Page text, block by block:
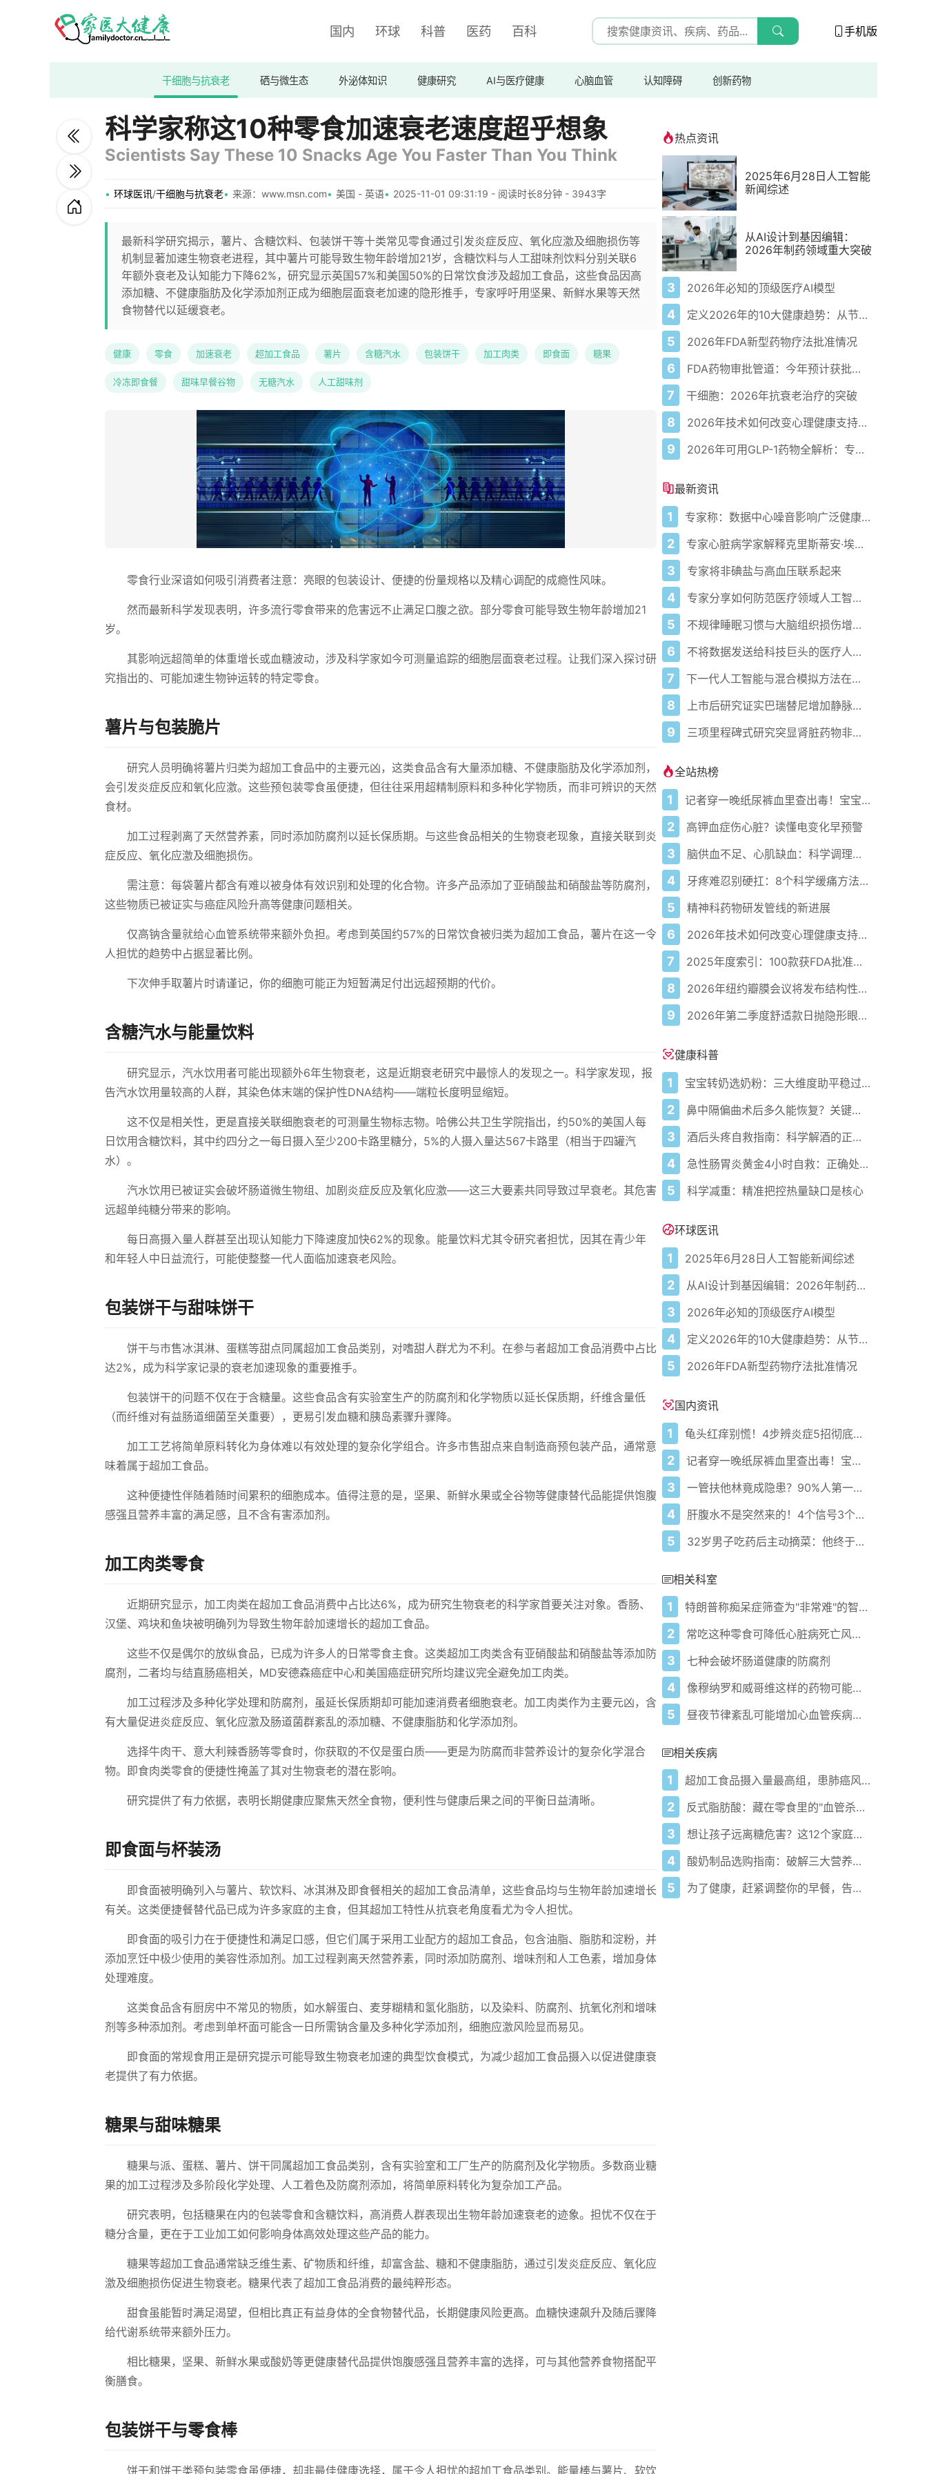
国内 环球 科普 医药 百科 手机版
干细胞与抗衰老 硒与微生态 外泌体知识 健康研究 AI与医疗健康 心脑血管 认知障碍 创新药物
科学家称这10种零食加速衰老速度超乎想象
Scientists Say These 10 Snacks Age You Faster Than You Think
环球医讯/干细胞与抗衰老 来源：www.msn.com 美国 - 英语 2025-11-01 09:31:19 - 阅读时长8分钟 - 3943字
最新科学研究揭示，薯片、含糖饮料、包装饼干等十类常见零食通过引发炎症反应、氧化应激及细胞损伤等
机制显著加速生物衰老进程，其中薯片可能导致生物年龄增加21岁，含糖饮料与人工甜味剂饮料分别关联6
年额外衰老及认知能力下降62%，研究显示英国57%和美国50%的日常饮食涉及超加工食品，这些食品因高
添加糖、不健康脂肪及化学添加剂正成为细胞层面衰老加速的隐形推手，专家呼吁用坚果、新鲜水果等天然
食物替代以延缓衰老。
健康 零食 加速衰老 超加工食品 薯片 含糖汽水 包装饼干 加工肉类 即食面 糖果
冷冻即食餐 甜味早餐谷物 无糖汽水 人工甜味剂
零食行业深谙如何吸引消费者注意：亮眼的包装设计、便捷的份量规格以及精心调配的成瘾性风味。
然而最新科学发现表明，许多流行零食带来的危害远不止满足口腹之欲。部分零食可能导致生物年龄增加21
岁。
其影响远超简单的体重增长或血糖波动，涉及科学家如今可测量追踪的细胞层面衰老过程。让我们深入探讨研
究指出的、可能加速生物钟运转的特定零食。
薯片与包装脆片
研究人员明确将薯片归类为超加工食品中的主要元凶，这类食品含有大量添加糖、不健康脂肪及化学添加剂，
会引发炎症反应和氧化应激。这些预包装零食虽便捷，但往往采用超精制原料和多种化学物质，而非可辨识的天然
食材。
加工过程剥离了天然营养素，同时添加防腐剂以延长保质期。与这些食品相关的生物衰老现象，直接关联到炎
症反应、氧化应激及细胞损伤。
需注意：每袋薯片都含有难以被身体有效识别和处理的化合物。许多产品添加了亚硝酸盐和硝酸盐等防腐剂，
这些物质已被证实与癌症风险升高等健康问题相关。
仅高钠含量就给心血管系统带来额外负担。考虑到英国约57%的日常饮食被归类为超加工食品，薯片在这一令
人担忧的趋势中占据显著比例。
下次伸手取薯片时请谨记，你的细胞可能正为短暂满足付出远超预期的代价。
含糖汽水与能量饮料
研究显示，汽水饮用者可能出现额外6年生物衰老，这是近期衰老研究中最惊人的发现之一。科学家发现，报
告汽水饮用量较高的人群，其染色体末端的保护性DNA结构——端粒长度明显缩短。
这不仅是相关性，更是直接关联细胞衰老的可测量生物标志物。哈佛公共卫生学院指出，约50%的美国人每
日饮用含糖饮料，其中约四分之一每日摄入至少200卡路里糖分，5%的人摄入量达567卡路里（相当于四罐汽
水）。
汽水饮用已被证实会破坏肠道微生物组、加剧炎症反应及氧化应激——这三大要素共同导致过早衰老。其危害
远超单纯糖分带来的影响。
每日高摄入量人群甚至出现认知能力下降速度加快62%的现象。能量饮料尤其令研究者担忧，因其在青少年
和年轻人中日益流行，可能使整整一代人面临加速衰老风险。
包装饼干与甜味饼干
饼干与市售冰淇淋、蛋糕等甜点同属超加工食品类别，对嗜甜人群尤为不利。在参与者超加工食品消费中占比
达2%，成为科学家记录的衰老加速现象的重要推手。
包装饼干的问题不仅在于含糖量。这些食品含有实验室生产的防腐剂和化学物质以延长保质期，纤维含量低
（而纤维对有益肠道细菌至关重要），更易引发血糖和胰岛素骤升骤降。
加工工艺将简单原料转化为身体难以有效处理的复杂化学组合。许多市售甜点来自制造商预包装产品，通常意
味着属于超加工食品。
这种便捷性伴随着随时间累积的细胞成本。值得注意的是，坚果、新鲜水果或全谷物等健康替代品能提供饱腹
感强且营养丰富的满足感，且不含有害添加剂。
加工肉类零食
近期研究显示，加工肉类在超加工食品消费中占比达6%，成为研究生物衰老的科学家首要关注对象。香肠、
汉堡、鸡块和鱼块被明确列为导致生物年龄加速增长的超加工食品。
这些不仅是偶尔的放纵食品，已成为许多人的日常零食主食。这类超加工肉类含有亚硝酸盐和硝酸盐等添加防
腐剂，二者均与结直肠癌相关，MD安德森癌症中心和美国癌症研究所均建议完全避免加工肉类。
加工过程涉及多种化学处理和防腐剂，虽延长保质期却可能加速消费者细胞衰老。加工肉类作为主要元凶，含
有大量促进炎症反应、氧化应激及肠道菌群紊乱的添加糖、不健康脂肪和化学添加剂。
选择牛肉干、意大利辣香肠等零食时，你获取的不仅是蛋白质——更是为防腐而非营养设计的复杂化学混合
物。即食肉类零食的便捷性掩盖了其对生物衰老的潜在影响。
研究提供了有力依据，表明长期健康应聚焦天然全食物，便利性与健康后果之间的平衡日益清晰。
即食面与杯装汤
即食面被明确列入与薯片、软饮料、冰淇淋及即食餐相关的超加工食品清单，这些食品均与生物年龄加速增长
有关。这类便捷餐替代品已成为许多家庭的主食，但其超加工特性从抗衰老角度看尤为令人担忧。
即食面的吸引力在于便捷性和满足口感，但它们属于采用工业配方的超加工食品，包含油脂、脂肪和淀粉，并
添加烹饪中极少使用的美容性添加剂。加工过程剥离天然营养素，同时添加防腐剂、增味剂和人工色素，增加身体
处理难度。
这类食品含有厨房中不常见的物质，如水解蛋白、麦芽糊精和氢化脂肪，以及染料、防腐剂、抗氧化剂和增味
剂等多种添加剂。考虑到单杯面可能含一日所需钠含量及多种化学添加剂，细胞应激风险显而易见。
即食面的常规食用正是研究提示可能导致生物衰老加速的典型饮食模式，为减少超加工食品摄入以促进健康衰
老提供了有力依据。
糖果与甜味糖果
糖果与派、蛋糕、薯片、饼干同属超加工食品类别，含有实验室和工厂生产的防腐剂及化学物质。多数商业糖
果的加工过程涉及多阶段化学处理、人工着色及防腐剂添加，将简单原料转化为复杂加工产品。
研究表明，包括糖果在内的包装零食和含糖饮料，高消费人群表现出生物年龄加速衰老的迹象。担忧不仅在于
糖分含量，更在于工业加工如何影响身体高效处理这些产品的能力。
糖果等超加工食品通常缺乏维生素、矿物质和纤维，却富含盐、糖和不健康脂肪，通过引发炎症反应、氧化应
激及细胞损伤促进生物衰老。糖果代表了超加工食品消费的最纯粹形态。
甜食虽能暂时满足渴望，但相比真正有益身体的全食物替代品，长期健康风险更高。血糖快速飙升及随后骤降
给代谢系统带来额外压力。
相比糖果，坚果、新鲜水果或酸奶等更健康替代品提供饱腹感强且营养丰富的选择，可与其他营养食物搭配平
衡膳食。
包装饼干与零食棒
饼干和饼干类预包装零食虽便捷，却非最佳健康选择，属于令人担忧的超加工食品类别。能量棒与薯片、软饮
热点资讯
2025年6月28日人工智能
新闻综述
从AI设计到基因编辑：
2026年制药领域重大突破
3 2026年必知的顶级医疗AI模型
4 定义2026年的10大健康趋势：从节律健康到冷热交替疗法
5 2026年FDA新型药物疗法批准情况
6 FDA药物审批管道：今年预计获批的关键新疗法
7 干细胞：2026年抗衰老治疗的突破
8 2026年技术如何改变心理健康支持的获取方式
9 2026年可用GLP-1药物全解析：专家指南
最新资讯
1 专家称：数据中心噪音影响广泛健康问题
2 专家心脏病学家解释克里斯蒂安·埃里克森为丹麦队晕倒的原因
3 专家将非碘盐与高血压联系起来
4 专家分享如何防范医疗领域人工智能的负面影响
5 不规律睡眠习惯与大脑组织损伤增加相关
6 不将数据发送给科技巨头的医疗人工智能
7 下一代人工智能与混合模拟方法在小分子抑制剂发现中的应用
8 上市后研究证实巴瑞替尼增加静脉血栓栓塞风险
9 三项里程碑式研究突显肾脏药物非奈利酮的扩展益处
全站热榜
1 记者穿一晚纸尿裤血里查出毒！宝宝血液浓度竟是成人的5倍？
2 高钾血症伤心脏？读懂电变化早预警
3 脑供血不足、心肌缺血：科学调理全攻略
4 牙疼难忍别硬扛：8个科学缓痛方法收好
5 精神科药物研发管线的新进展
6 2026年技术如何改变心理健康支持的获取方式
7 2025年度索引：100款获FDA批准的AI驱动医疗设备
8 2026年纽约瓣膜会议将发布结构性心脏病最新研究成果
9 2026年第二季度舒适款日抛隐形眼镜推荐，优瞳主打长效佩戴体验
健康科普
1 宝宝转奶选奶粉：三大维度助平稳过渡
2 鼻中隔偏曲术后多久能恢复？关键看这几点
3 酒后头疼自救指南：科学解酒的正确打开方式
4 急性肠胃炎黄金4小时自救：正确处置与误区避坑关键
5 科学减重：精准把控热量缺口是核心
环球医讯
1 2025年6月28日人工智能新闻综述
2 从AI设计到基因编辑：2026年制药领域重大突破
3 2026年必知的顶级医疗AI模型
4 定义2026年的10大健康趋势：从节律健康到冷热交替疗法
5 2026年FDA新型药物疗法批准情况
国内资讯
1 龟头红痒别慌！4步辨炎症5招彻底防复发
2 记者穿一晚纸尿裤血里查出毒！宝宝血液浓度竟是成人的5倍？
3 一管扶他林竟成隐患？90%人第一步就错了！
4 肝腹水不是突然来的！4个信号3个管理要点别等肚子鼓起来
5 32岁男子吃药后主动摘菜：他终于活过来了？
相关科室
1 特朗普称痴呆症筛查为"非常难"的智商测试并炫耀成绩
2 常吃这种零食可降低心脏病死亡风险 新研究揭示关键发现
3 七种会破坏肠道健康的防腐剂
4 像穆纳罗和威哥维这样的药物可能降低酒精的醉人效果
5 昼夜节律紊乱可能增加心血管疾病风险
相关疾病
1 超加工食品摄入量最高组，患肺癌风险增加41%！
2 反式脂肪酸：藏在零食里的"血管杀手"有多可怕？
3 想让孩子远离糖危害？这12个家庭控糖策略快收好！
4 酸奶制品选购指南：破解三大营养陷阱
5 为了健康，赶紧调整你的早餐，告别这5类危险食物！